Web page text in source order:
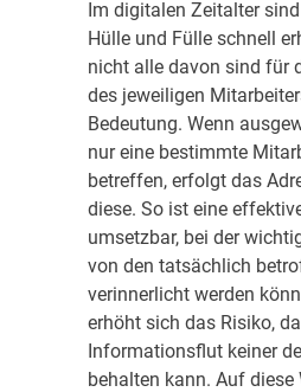
Im digitalen Zeitalter
Hülle und Fülle schnell
nicht alle davon sind für
des jeweiligen
Bedeutung. Wenn
nur eine bestimmte
betreffen, erfolgt das
diese. So ist eine
umsetzbar, bei der
von den tatsächlich
verinnerlicht werden
erhöht sich das Risiko,
Informationsflut keiner
behalten kann. Auf diese